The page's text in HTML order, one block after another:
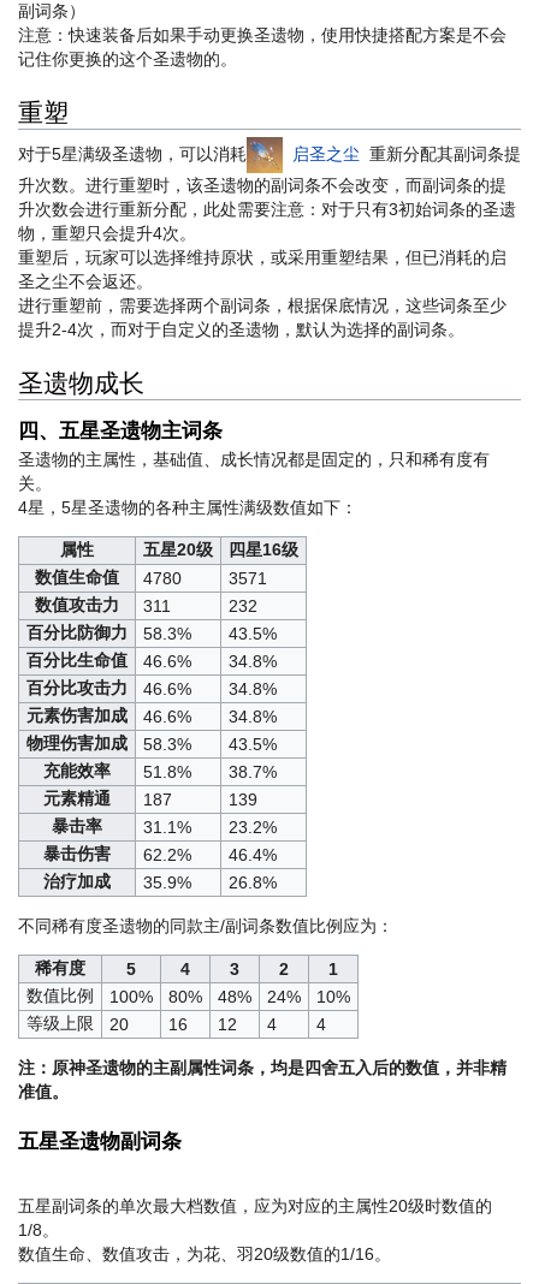
副词条）
注意：快速装备后如果手动更换圣遗物，使用快捷搭配方案是不会
记住你更换的这个圣遗物的。
重塑
对于5星满级圣遗物，可以消耗 启圣之尘 重新分配其副词条提
升次数。进行重塑时，该圣遗物的副词条不会改变，而副词条的提
升次数会进行重新分配，此处需要注意：对于只有3初始词条的圣遗
物，重塑只会提升4次。
重塑后，玩家可以选择维持原状，或采用重塑结果，但已消耗的启
圣之尘不会返还。
进行重塑前，需要选择两个副词条，根据保底情况，这些词条至少
提升2-4次，而对于自定义的圣遗物，默认为选择的副词条。
圣遗物成长
四、五星圣遗物主词条
圣遗物的主属性，基础值、成长情况都是固定的，只和稀有度有
关。
4星，5星圣遗物的各种主属性满级数值如下：
属性 五星20级
四星16级
数值生命值
4780
3571
数值攻击力
311
232
百分比防御力
58.3%
43.5%
百分比生命值
46.6%
34.8%
百分比攻击力
46.6%
34.8%
元素伤害加成
46.6%
34.8%
物理伤害加成
58.3%
43.5%
充能效率
51.8%
38.7%
元素精通
187
139
暴击率
31.1%
23.2%
暴击伤害
62.2%
46.4%
治疗加成
35.9% 26.8%
不同稀有度圣遗物的同款主/副词条数值比例应为：
稀有度 5 4 3 2
1
数值比例
100% 80% 48% 24%
10%
等级上限
20 16 12 4 4
注：原神圣遗物的主副属性词条，均是四舍五入后的数值，并非精
准值。
五星圣遗物副词条
五星副词条的单次最大档数值，应为对应的主属性20级时数值的
1/8。
数值生命、数值攻击，为花、羽20级数值的1/16。